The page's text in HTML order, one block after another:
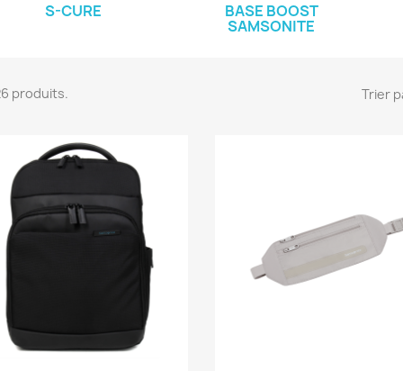
S-CURE BASE BOOST
SAMSONITE
produits. Trier